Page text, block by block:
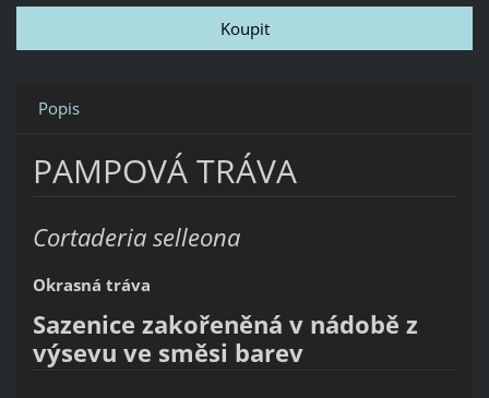
Popis
PAMPOVÁ TRÁVA
Cortaderia selleona
Okrasná tráva
Sazenice zakořeněná v nádobě z
výsevu ve směsi barev